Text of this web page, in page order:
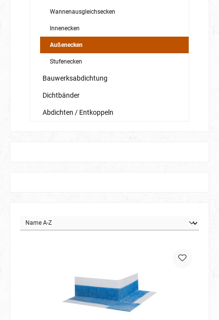
Wannenausgleichsecken
Innenecken
Außenecken
Stufenecken
Bauwerksabdichtung
Dichtbänder
Abdichten / Entkoppeln